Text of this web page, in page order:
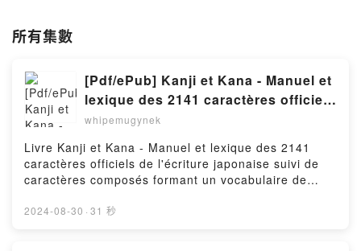
所有集數
[Pdf/ePub] Kanji et Kana - Manuel et
lexique des 2141 caractères officiels
de l'écriture japonaise suivi de
vocabulaire de base de plus de 12
000 mots by Wolfgang Hadamitzky,
download
whipemugynek
Livre Kanji et Kana - Manuel et lexique des 2141
caractères officiels de l'écriture japonaise suivi de
caractères composés formant un vocabulaire de
Wolfgang Hadamitzky, Pierre Durmous, Violaine
2024-08-30 · 31 秒